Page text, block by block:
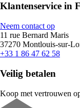
Klantenservice in
Neem contact op
11 rue Bernard Maris
37270 Montlouis-sur-
+33 1 86 47 62 58
Veilig betalen
Koop met vertrouwen